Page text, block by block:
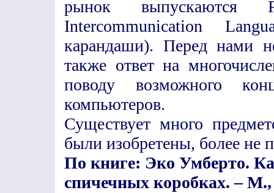
рынок выпускаются
Intercommunication
карандаши). Перед нами
также ответ на
поводу возможного
компьютеров.
Существует много
были изобретены, более не
По книге: Эко Умберто.
спичечных коробках. – М.,